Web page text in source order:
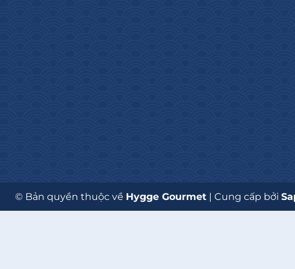
© Bản quyền thuộc về Hygge Gourmet | Cung cấp bởi